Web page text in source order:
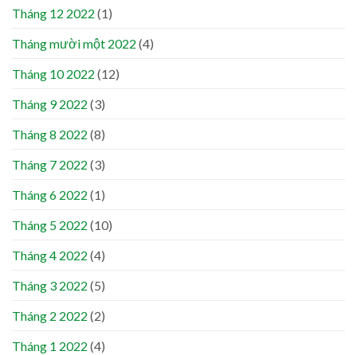
Tháng 12 2022 (1)
Tháng mười một 2022 (4)
Tháng 10 2022 (12)
Tháng 9 2022 (3)
Tháng 8 2022 (8)
Tháng 7 2022 (3)
Tháng 6 2022 (1)
Tháng 5 2022 (10)
Tháng 4 2022 (4)
Tháng 3 2022 (5)
Tháng 2 2022 (2)
Tháng 1 2022 (4)